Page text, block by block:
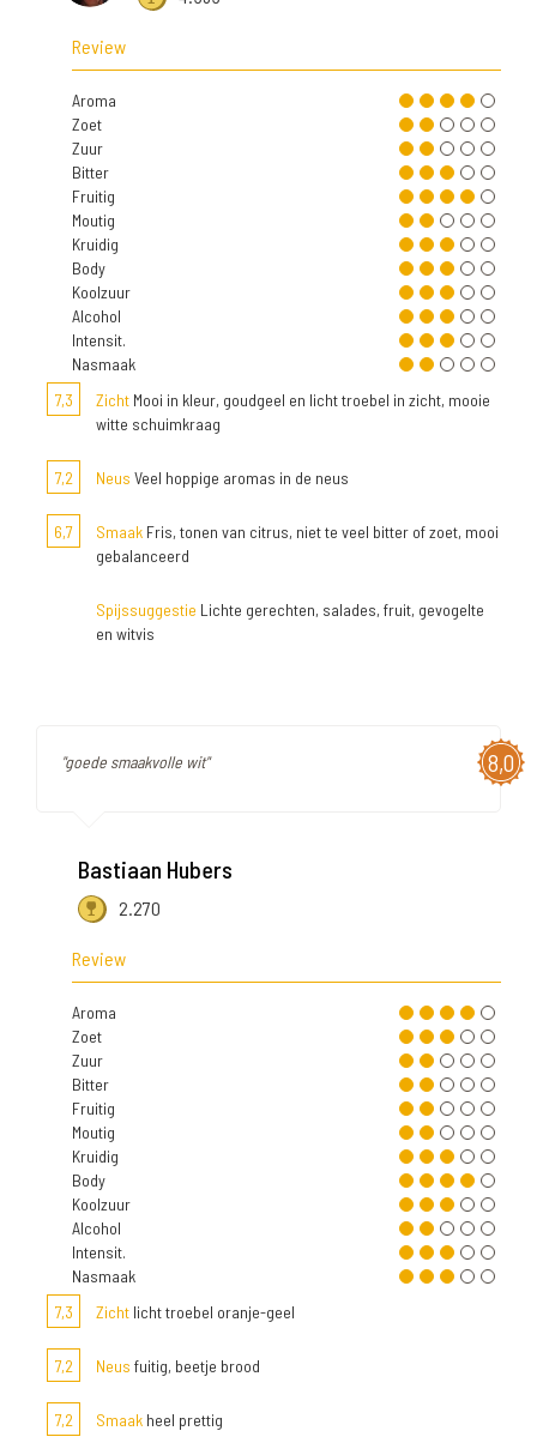
Review
Aroma
Zoet
Zuur
Bitter
Fruitig
Moutig
Kruidig
Body
Koolzuur
Alcohol
Intensit.
Nasmaak
7,3
Zicht Mooi in kleur, goudgeel en licht troebel in zicht, mooie
witte schuimkraag
7,2 Neus Veel hoppige aromas in de neus
6,7 Smaak Fris, tonen van citrus, niet te veel bitter of zoet, mooi
gebalanceerd
Spijssuggestie Lichte gerechten, salades, fruit, gevogelte
en witvis
8,0
"goede smaakvolle wit"
Bastiaan Hubers
2.270
Review
Aroma
Zoet
Zuur
Bitter
Fruitig
Moutig
Kruidig
Body
Koolzuur
Alcohol
Intensit.
Nasmaak
7,3
Zicht licht troebel oranje-geel
7,2 Neus fuitig, beetje brood
7,2 Smaak heel prettig